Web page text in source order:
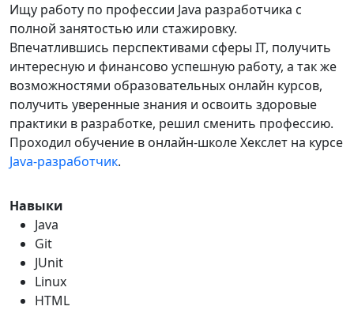
Ищу работу по профессии Java разработчика с
полной занятостью или стажировку.
Впечатлившись перспективами сферы IT, получить
интересную и финансово успешную работу, а так же
возможностями образовательных онлайн курсов,
получить уверенные знания и освоить здоровые
практики в разработке, решил сменить профессию.
Проходил обучение в онлайн-школе Хекслет на курсе
Java-разработчик.
Навыки
Java
Git
JUnit
Linux
HTML